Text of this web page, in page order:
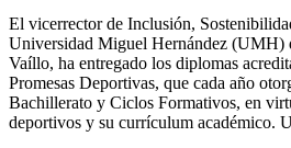
El vicerrector de Inclusión,
Universidad Miguel Hernández (UMH)
Vaíllo, ha entregado los diplomas
Promesas Deportivas, que cada año
Bachillerato y Ciclos Formativos, en
deportivos y su currículum académico.